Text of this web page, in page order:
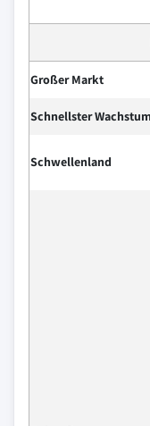
Großer Markt
Schnellster
Schwellenland